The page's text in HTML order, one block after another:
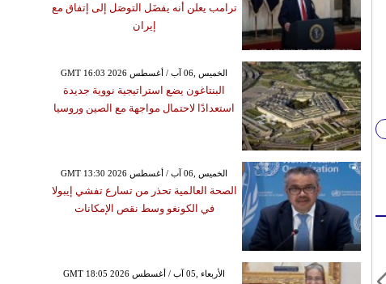
ترامب يعلن أنه يفضَل التوصَل إلى إتفاق مع
إيران
GMT 16:03 2026 الخميس ,06 آب / أغسطس
البنتاغون يضع استراتيجية نووية جديدة
استعدادًا لاحتمال مواجهة مع الصين وروسيا
GMT 13:30 2026 الخميس ,06 آب / أغسطس
الصحة العالمية تحذر من تسارع تفشي إيبولا
في الكونغو وسط نقص الإمكانات
GMT 18:05 2026 الأربعاء ,05 آب / أغسطس